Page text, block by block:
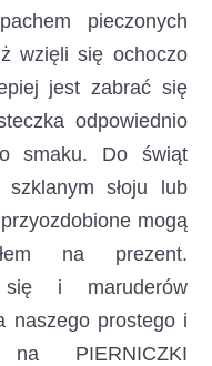
pieczonych
wzięli się ochoczo
jest zabrać się
odpowiednio
smaku. Do świąt
słoju lub
mogą
na prezent.
się i maruderów
naszego prostego i
na PIERNICZKI